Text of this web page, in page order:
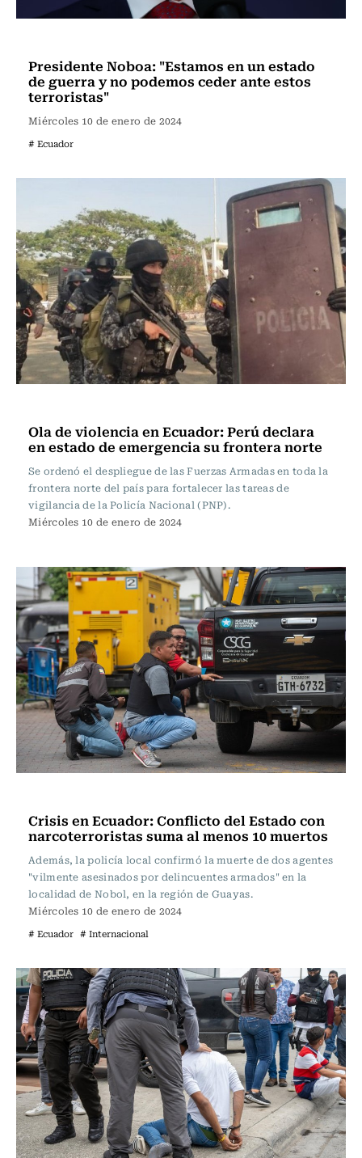
Presidente Noboa: "Estamos en un estado
de guerra y no podemos ceder ante estos
terroristas"
Miércoles 10 de enero de 2024
# Ecuador
Ola de violencia en Ecuador: Perú declara
en estado de emergencia su frontera norte
Se ordenó el despliegue de las Fuerzas Armadas en toda la
frontera norte del país para fortalecer las tareas de
vigilancia de la Policía Nacional (PNP).
Miércoles 10 de enero de 2024
Crisis en Ecuador: Conflicto del Estado con
narcoterroristas suma al menos 10 muertos
Además, la policía local confirmó la muerte de dos agentes
"vilmente asesinados por delincuentes armados" en la
localidad de Nobol, en la región de Guayas.
Miércoles 10 de enero de 2024
# Ecuador # Internacional